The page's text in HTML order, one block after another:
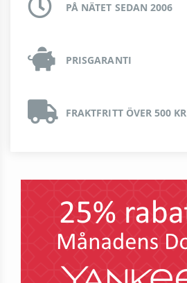
PÅ NÄTET SEDAN 2006
PRISGARANTI
FRAKTFRITT ÖVER 500 KR